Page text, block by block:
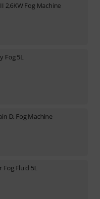
2,6KW Fog Machine
Fog 5L
D. Fog Machine
Fog Fluid 5L